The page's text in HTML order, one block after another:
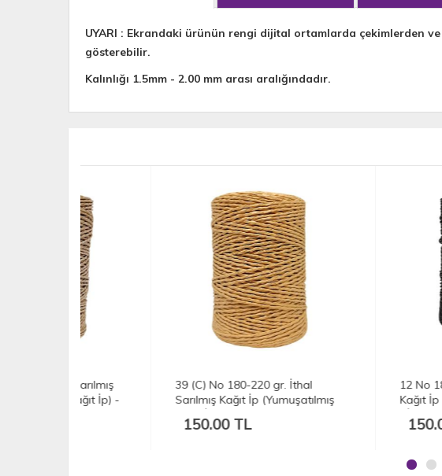
UYARI : Ekrandaki ürünün rengi dijital ortamlarda çekimlerden
gösterebilir.
​Kalınlığı 1.5mm - 2.00 mm arası aralığındadır.
39 (C) No 180-220 gr. İthal
Sarılmış Kağıt İp (Yumuşatılmış
12 No 180-220 gr.
Kağıt İp